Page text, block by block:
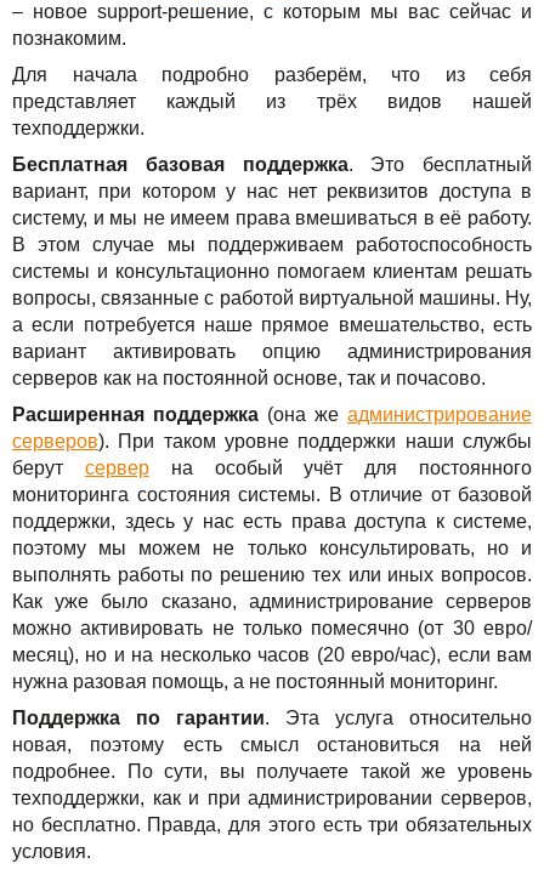
TuchaHosting
TuchaSync
Реселінг хостингу
Контакты
Для бизнеса
Техподдержка
Инструкции
FAQ
Интервью
Авторская колонка
События
Праздники
Акции
– новое support-решение, с которым мы вас сейчас и
познакомим.
Для начала подробно разберём, что из себя
представляет каждый из трёх видов нашей
техподдержки.
Бесплатная базовая поддержка. Это бесплатный
вариант, при котором у нас нет реквизитов доступа в
систему, и мы не имеем права вмешиваться в её работу.
В этом случае мы поддерживаем работоспособность
системы и консультационно помогаем клиентам решать
вопросы, связанные с работой виртуальной машины. Ну,
а если потребуется наше прямое вмешательство, есть
вариант активировать опцию администрирования
серверов как на постоянной основе, так и почасово.
Расширенная поддержка (она же администрирование
серверов). При таком уровне поддержки наши службы
берут серверна особый учёт для постоянного
мониторинга состояния системы. В отличие от базовой
поддержки, здесь у нас есть права доступа к системе,
поэтому мы можем не только консультировать, но и
выполнять работы по решению тех или иных вопросов.
Как уже было сказано, администрирование серверов
можно активировать не только помесячно (от 30 евро/
месяц), но и на несколько часов (20 евро/час), если вам
нужна разовая помощь, а не постоянный мониторинг.
Поддержка по гарантии. Эта услуга относительно
новая, поэтому есть смысл остановиться на ней
подробнее. По сути, вы получаете такой же уровень
техподдержки, как и при администрировании серверов,
но бесплатно. Правда, для этого есть три обязательных
условия.